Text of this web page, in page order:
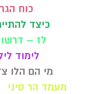
כוח
כיצד
לז – דרשו
לימוד
מי הם הלו
מעמד הר סיני